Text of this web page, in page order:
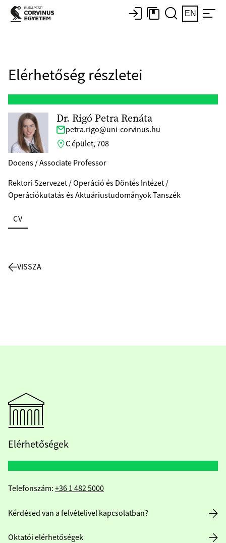
EN
Elérhetőség részletei
Dr. Rigó Petra Renáta
petra.rigo@uni-corvinus.hu
C épület, 708
Docens / Associate Professor
Rektori Szervezet / Operáció és Döntés Intézet /
Operációkutatás és Aktuáriustudományok Tanszék
CV
VISSZA
Elérhetőségek
Telefonszám: +36 1 482 5000
Kérdésed van a felvételivel kapcsolatban?
Oktatói elérhetőségek